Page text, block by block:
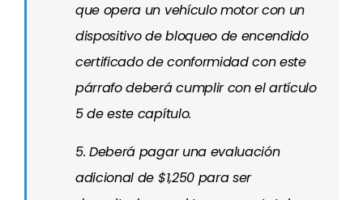
que opera un vehículo motor con un
dispositivo de bloqueo de encendido
certificado de conformidad con este
párrafo deberá cumplir con el artículo
5 de este capítulo.
5. Deberá pagar una evaluación
adicional de $1,250 para ser